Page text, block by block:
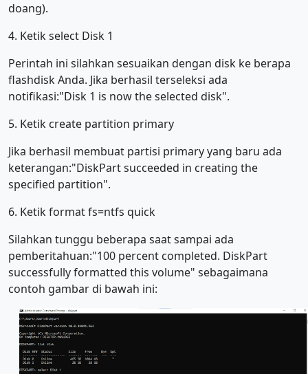
doang).
4. Ketik select Disk 1
Perintah ini silahkan sesuaikan dengan disk ke berapa
flashdisk Anda. Jika berhasil terseleksi ada
notifikasi:"Disk 1 is now the selected disk".
5. Ketik create partition primary
Jika berhasil membuat partisi primary yang baru ada
keterangan:"DiskPart succeeded in creating the
specified partition".
6. Ketik format fs=ntfs quick
Silahkan tunggu beberapa saat sampai ada
pemberitahuan:"100 percent completed. DiskPart
successfully formatted this volume" sebagaimana
contoh gambar di bawah ini: